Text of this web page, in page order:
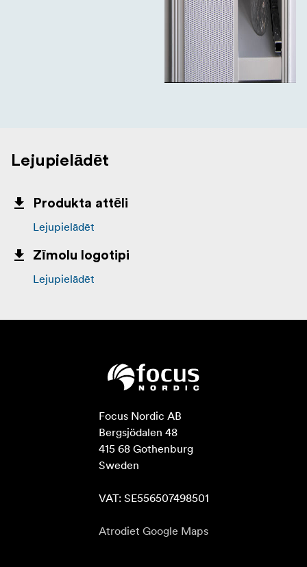
Lejupielādēt
Produkta attēli
Lejupielādēt
Zīmolu logotipi
Lejupielādēt
Focus Nordic AB
Bergsjödalen 48
415 68 Gothenburg
Sweden
VAT: SE556507498501
Atrodiet Google Maps